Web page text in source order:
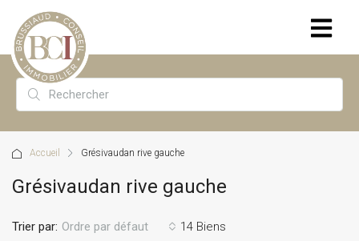
Accueil Grésivaudan rive gauche
Grésivaudan rive gauche
14 Biens
Trier par: Ordre par défaut